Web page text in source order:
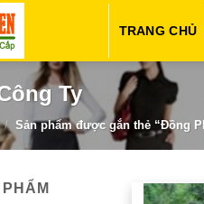
TRANG CHỦ
Ty
/ Sản phẩm được gắn thẻ “Đồng